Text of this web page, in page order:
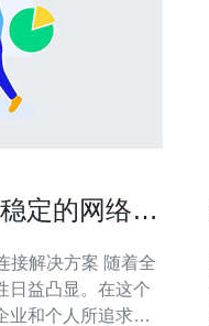
定的网络连
方案 随着全
日益凸显。在这个
业和个人所追求的